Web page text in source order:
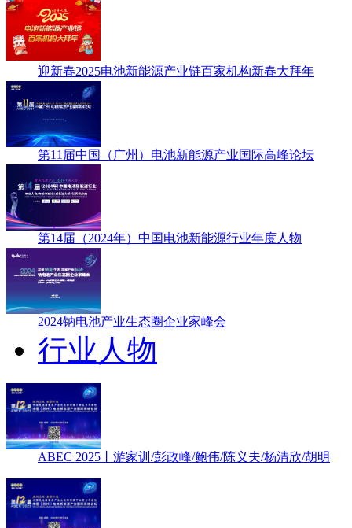
迎新春2025电池新能源产业链百家机构新春大拜年
第11届中国（广州）电池新能源产业国际高峰论坛
第14届（2024年）中国电池新能源行业年度人物
2024钠电池产业生态圈企业家峰会
行业人物
ABEC 2025丨游家训/彭政峰/鲍伟/陈义夫/杨清欣/胡明